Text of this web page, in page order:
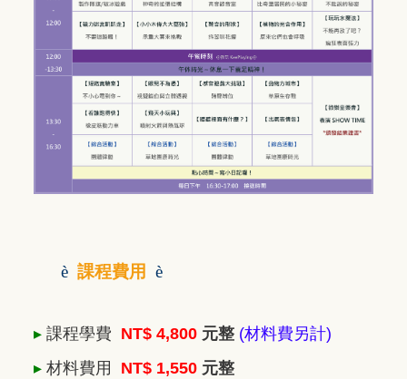
è 課程費用 è
▸ 課程學費 NT$ 4,800 元整 (材料費另計)
▸ 材料費用 NT$ 1,550 元整